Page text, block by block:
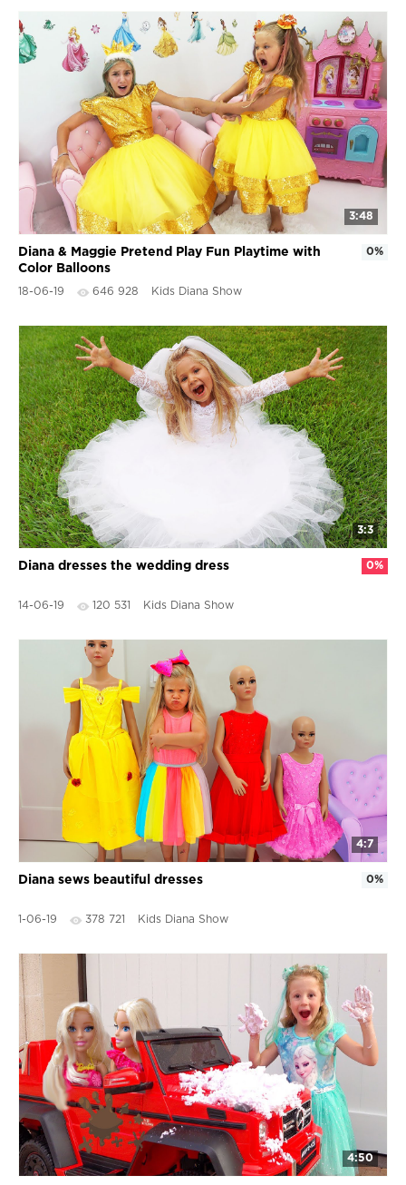
3:48
Diana & Maggie Pretend Play Fun Playtime with
Color Balloons
18-06-19 646 928 Kids Diana Show
0%
3:3
Diana dresses the wedding dress
14-06-19 120 531 Kids Diana Show
0%
4:7
Diana sews beautiful dresses
1-06-19 378 721 Kids Diana Show
0%
4:50